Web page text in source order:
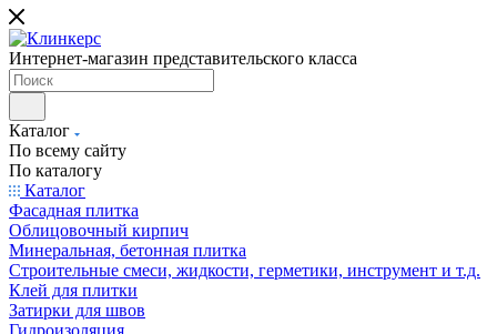
Интернет-магазин представительского класса
Каталог
По всему сайту
По каталогу
Каталог
Фасадная плитка
Облицовочный кирпич
Минеральная, бетонная плитка
Строительные смеси, жидкости, герметики, инструмент и т.д.
Клей для плитки
Затирки для швов
Гидроизоляция